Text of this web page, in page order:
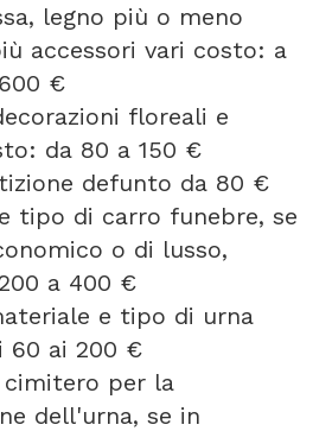
legno più o meno
accessori vari costo: a
€
floreali e
da 80 a 150 €
defunto da 80 €
tipo di carro funebre, se
o di lusso,
a 400 €
e tipo di urna
60 ai 200 €
per la
dell'urna, se in